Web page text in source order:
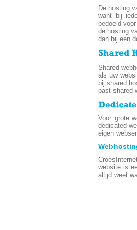
De hosting
want bij
bedoeld
de hosting
dan bij een
Shared
als uw
bij shared
past shared
Voor grote
dedicated
eigen
website is
altijd weet